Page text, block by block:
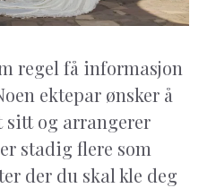
regel få informasjon
ektepar ønsker å
sitt og arrangerer
stadig flere som
der du skal kle deg